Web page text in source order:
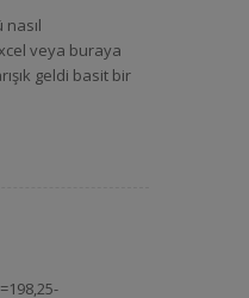
veya buraya
geldi basit bir